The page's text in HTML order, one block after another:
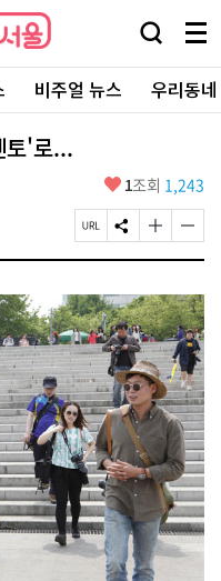
검
창
열
기
메
뉴
전
체
보
비주얼 뉴스 우리동
토'로...
좋
요
1조회 1,243
페
이
U
R
L
복
사
S
N
공
유
하
기
글
자
기
크
게
변
경
하
기
글
자
기
작
게
변
경
하
기